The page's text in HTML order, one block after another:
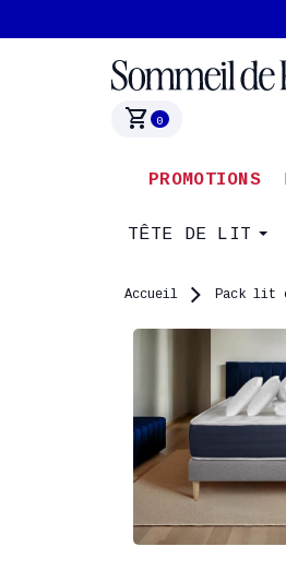
shopping_cart
0
PROMOTIONS
TÊTE DE LIT
Accueil Pack lit